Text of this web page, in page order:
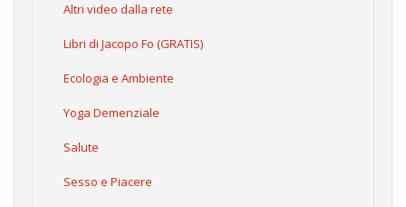
Altri video dalla rete
Libri di Jacopo Fo (GRATIS)
Ecologia e Ambiente
Yoga Demenziale
Salute
Sesso e Piacere